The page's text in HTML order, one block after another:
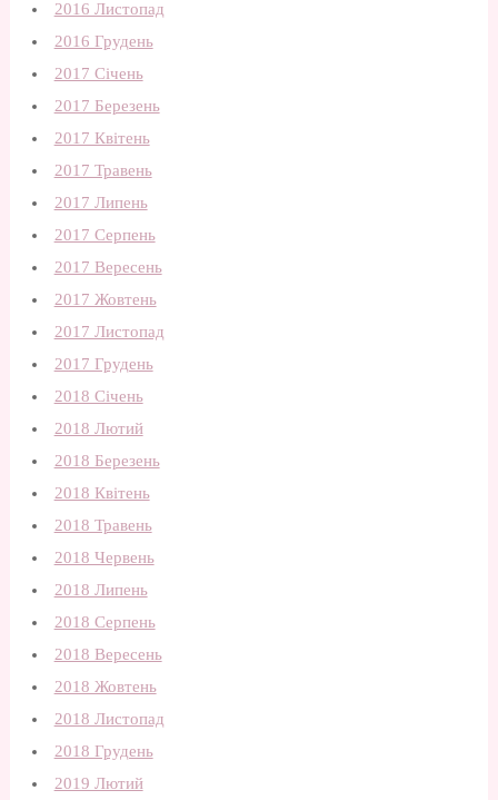
2016 Листопад
2016 Грудень
2017 Січень
2017 Березень
2017 Квітень
2017 Травень
2017 Липень
2017 Серпень
2017 Вересень
2017 Жовтень
2017 Листопад
2017 Грудень
2018 Січень
2018 Лютий
2018 Березень
2018 Квітень
2018 Травень
2018 Червень
2018 Липень
2018 Серпень
2018 Вересень
2018 Жовтень
2018 Листопад
2018 Грудень
2019 Лютий